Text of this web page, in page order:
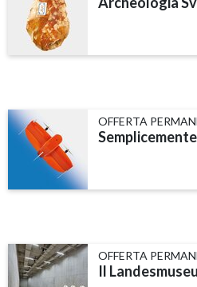
OFFERTA
OFFERTA